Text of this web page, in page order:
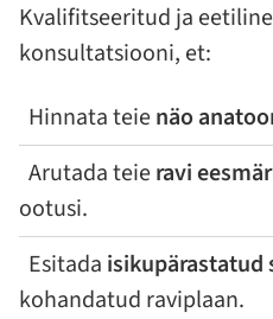
Kvalifitseeritud ja
konsultatsiooni, et:
Hinnata teienäo
Arutada teieravi
ootusi.
Esitada isikupärastatud
kohandatud raviplaan.